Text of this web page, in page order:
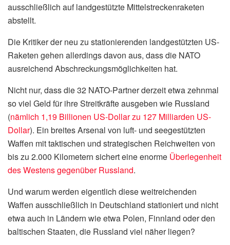
ausschließlich auf landgestützte Mittelstreckenraketen
abstellt.
Die Kritiker der neu zu stationierenden landgestützten US-
Raketen gehen allerdings davon aus, dass die NATO
ausreichend Abschreckungsmöglichkeiten hat.
Nicht nur, dass die 32 NATO-Partner derzeit etwa zehnmal
so viel Geld für ihre Streitkräfte ausgeben wie Russland
(nämlich 1,19 Billionen US-Dollar zu 127 Milliarden US-
Dollar). Ein breites Arsenal von luft- und seegestützten
Waffen mit taktischen und strategischen Reichweiten von
bis zu 2.000 Kilometern sichert eine enorme Überlegenheit
des Westens gegenüber Russland.
Und warum werden eigentlich diese weitreichenden
Waffen ausschließlich in Deutschland stationiert und nicht
etwa auch in Ländern wie etwa Polen, Finnland oder den
baltischen Staaten, die Russland viel näher liegen?